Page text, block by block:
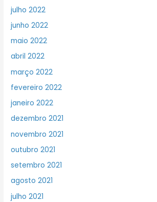
julho 2022
junho 2022
maio 2022
abril 2022
março 2022
fevereiro 2022
janeiro 2022
dezembro 2021
novembro 2021
outubro 2021
setembro 2021
agosto 2021
julho 2021